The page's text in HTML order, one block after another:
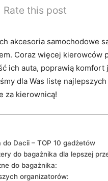
Rate this post
akcesoria samochodowe
Coraz więcej kierowców
ich auta, poprawią
dla Was listę
za kierownicą!
Dacii – TOP 10 gadżetów
do bagażnika dla ‌lepszej
do bagażnika:
organizatorów: